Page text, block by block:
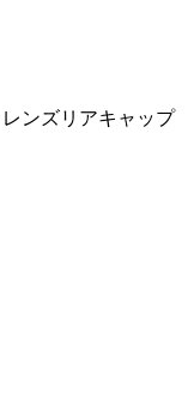
ンズリアキャップ